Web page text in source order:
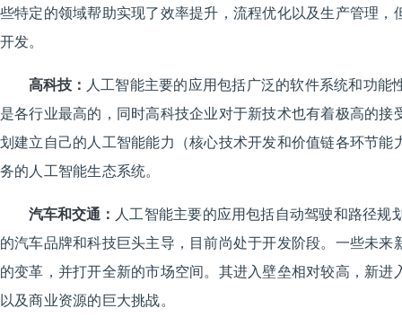
些特定的领域帮助实现了效率提升，流程优化以及生产管理，
开发。
高科技： 人工智能主要的应用包括广泛的软件系统和功能
是各行业最高的，同时高科技企业对于新技术也有着极高的接
划建立自己的人工智能能力（核心技术开发和价值链各环节能
务的人工智能生态系统。
汽车和交通： 人工智能主要的应用包括自动驾驶和路径规
的汽车品牌和科技巨头主导，目前尚处于开发阶段。一些未来
的变革，并打开全新的市场空间。其进入壁垒相对较高，新进
以及商业资源的巨大挑战。